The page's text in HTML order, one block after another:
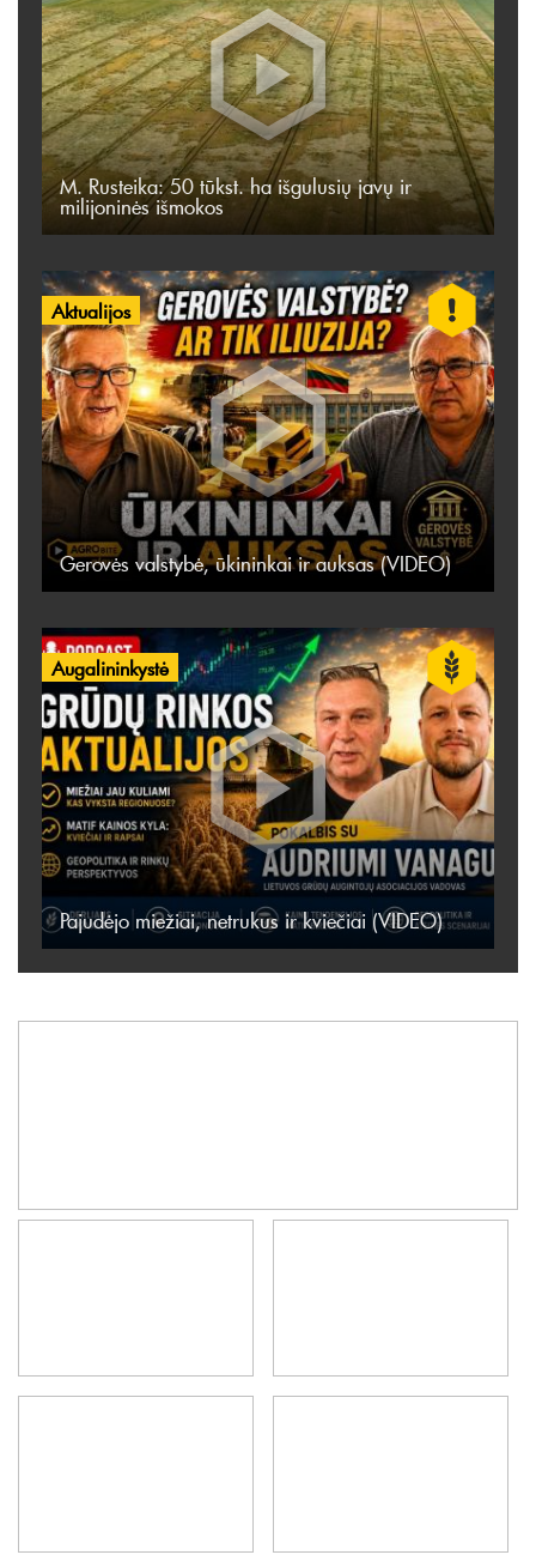
M. Rusteika: 50 tūkst. ha išgulusių javų ir
milijoninės išmokos
Aktualijos
Gerovės valstybė, ūkininkai ir auksas (VIDEO)
Augalininkystė
Pajudėjo miežiai, netrukus ir kviečiai (VIDEO)